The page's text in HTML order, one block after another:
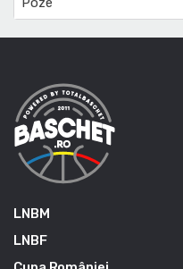
LNBM
LNBF